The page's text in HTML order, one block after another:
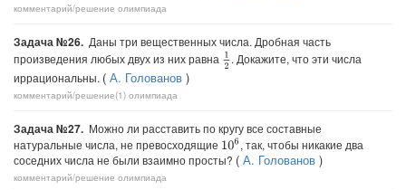
комментарий/решение олимпиада
Задача №26. Даны три вещественных числа. Дробная часть
произведения любых двух из них равна 12. Докажите, что эти числа
иррациональны. ( А. Голованов )
комментарий/решение(1) олимпиада
Задача №27. Можно ли расставить по кругу все составные
натуральные числа, не превосходящие 106, так, чтобы никакие два
соседних числа не были взаимно просты? ( А. Голованов )
комментарий/решение олимпиада